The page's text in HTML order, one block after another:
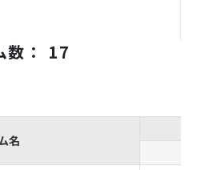
数： 17
名